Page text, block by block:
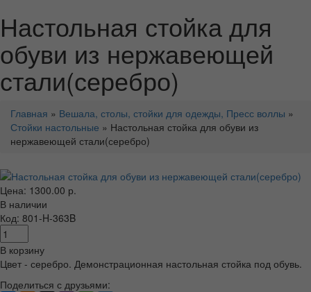
Настольная стойка для
обуви из нержавеющей
стали(серебро)
Главная » Вешала, столы, стойки для одежды, Пресс воллы »
Стойки настольные » Настольная стойка для обуви из
нержавеющей стали(серебро)
Цена: 1300.00 р.
В наличии
Код: 801-H-363B
В корзину
Цвет - серебро. Демонстрационная настольная стойка под обувь.
Поделиться с друзьями: